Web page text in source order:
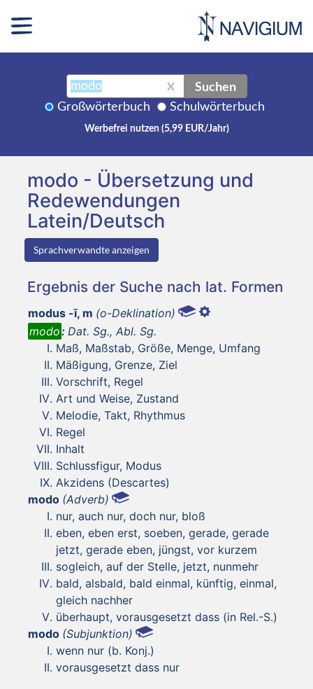
X Suchen
Großwörterbuch Schulwörterbuch
Werbefrei nutzen (5,99 EUR/Jahr)
modo - Übersetzung und
Redewendungen
Latein/Deutsch
Sprachverwandte anzeigen
Ergebnis der Suche nach lat. Formen
modus -ī, m (o-Deklination)
modo: Dat. Sg., Abl. Sg.
Maß, Maßstab, Größe, Menge, Umfang
Mäßigung, Grenze, Ziel
Vorschrift, Regel
Art und Weise, Zustand
Melodie, Takt, Rhythmus
Regel
Inhalt
Schlussfigur, Modus
Akzidens (Descartes)
modo (Adverb)
nur, auch nur, doch nur, bloß
eben, eben erst, soeben, gerade, gerade
jetzt, gerade eben, jüngst, vor kurzem
sogleich, auf der Stelle, jetzt, nunmehr
bald, alsbald, bald einmal, künftig, einmal,
gleich nachher
überhaupt, vorausgesetzt dass (in Rel.-S.)
modo (Subjunktion)
wenn nur (b. Konj.)
vorausgesetzt dass nur